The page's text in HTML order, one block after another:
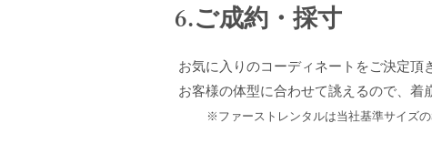
6.ご成約・採寸
お気に入りのコーディネートをご決定頂
お客様の体型に合わせて誂えるので、着
※ファーストレンタルは当社基準サイズ